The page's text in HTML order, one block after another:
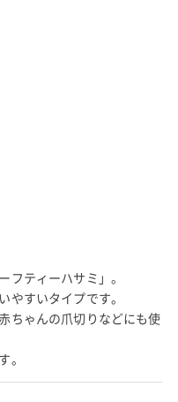
フティーハサミ」。
やすいタイプです。
ちゃんの爪切りなどにも使
。